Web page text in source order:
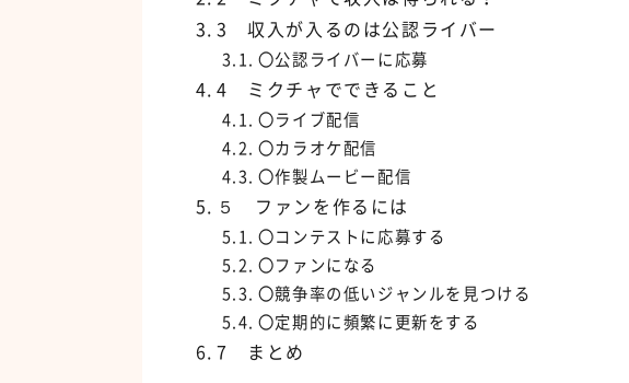
3 収入が入るのは公認ライバー
〇公認ライバーに応募
4 ミクチャでできること
〇ライブ配信
〇カラオケ配信
〇作製ムービー配信
５ ファンを作るには
〇コンテストに応募する
〇ファンになる
〇競争率の低いジャンルを見つける
〇定期的に頻繁に更新をする
7 まとめ